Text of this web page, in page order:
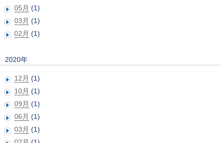
05月 (1)
03月 (1)
02月 (1)
2020年
12月 (1)
10月 (1)
09月 (1)
06月 (1)
03月 (1)